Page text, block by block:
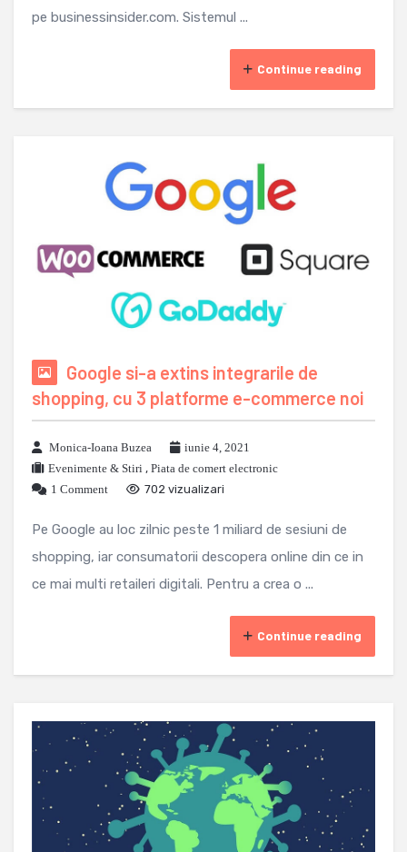
pe businessinsider.com. Sistemul ...
Continue reading
Google si-a extins integrarile de
shopping, cu 3 platforme e-commerce noi
Monica-Ioana Buzea
iunie 4, 2021
Evenimente & Stiri , Piata de comert electronic
1 Comment
702 vizualizari
Pe Google au loc zilnic peste 1 miliard de sesiuni de
shopping, iar consumatorii descopera online din ce in
ce mai multi retaileri digitali. Pentru a crea o ...
Continue reading